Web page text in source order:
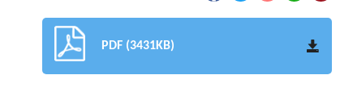
PDF (3431KB)